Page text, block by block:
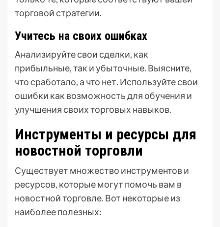
торговой стратегии.
Учитесь на своих ошибках
Анализируйте свои сделки, как
прибыльные, так и убыточные. Выясните,
что сработало, а что нет. Используйте свои
ошибки как возможность для обучения и
улучшения своих торговых навыков.
Инструменты и ресурсы для
новостной торговли
Существует множество инструментов и
ресурсов, которые могут помочь вам в
новостной торговле. Вот некоторые из
наиболее полезных: